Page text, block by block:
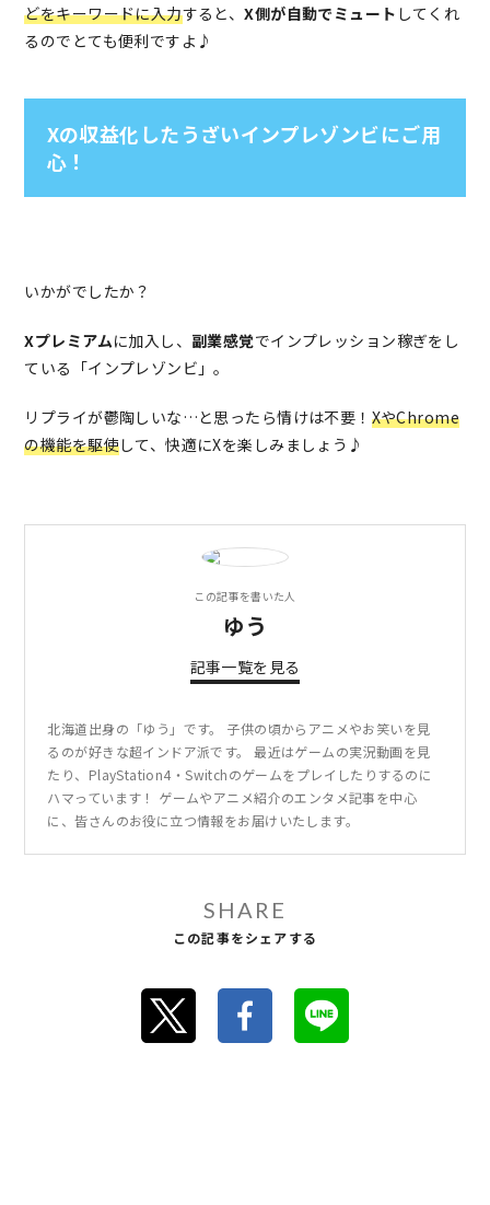
どをキーワードに入力すると、X側が自動でミュート してくれ
るのでとても便利ですよ♪
Xの収益化したうざいインプレゾンビにご用
心！
いかがでしたか？
Xプレミアムに加入し、 副業感覚でインプレッション稼ぎをし
ている「インプレゾンビ」。
リプライが鬱陶しいな…と思ったら情けは不要！ XやChrome
の機能を駆使して、快適にXを楽しみましょう♪
この記事を書いた人
ゆう
記事一覧を見る
北海道出身の「ゆう」です。 子供の頃からアニメやお笑いを見
るのが好きな超インドア派です。 最近はゲームの実況動画を見
たり、PlayStation4・Switchのゲームをプレイしたりするのに
ハマっています！ ゲームやアニメ紹介のエンタメ記事を中心
に、皆さんのお役に立つ情報をお届けいたします。
SHARE
この記事をシェアする